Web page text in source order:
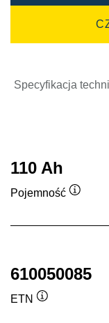
Specyfikacja
110 Ah
Pojemność
610050085
ETN